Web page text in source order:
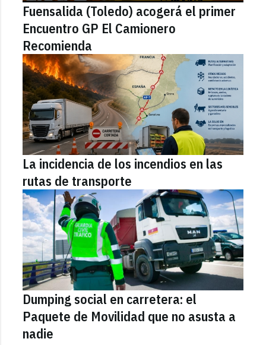
Fuensalida (Toledo) acogerá el primer
Encuentro GP El Camionero
Recomienda
La incidencia de los incendios en las
rutas de transporte
Dumping social en carretera: el
Paquete de Movilidad que no asusta a
nadie